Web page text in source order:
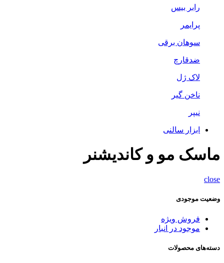
رابر بیس
پرایمر
سوهان برقی
ضدقارچ
لاک ژل
ناخن گیر
نیپر
ابزار سالنی
ماسک مو و کاندیشنر
close
وضعیت موجودی
فروش ویژه
موجود در انبار
دسته‌های محصولات